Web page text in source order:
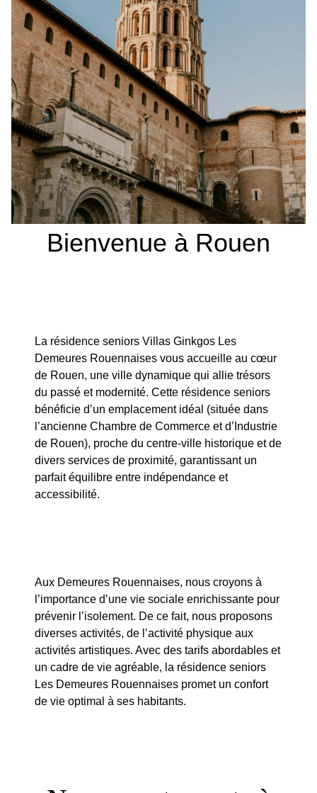
Bienvenue à Rouen
La résidence seniors Villas Ginkgos Les
Demeures Rouennaises vous accueille au cœur
de Rouen, une ville dynamique qui allie trésors
du passé et modernité. Cette résidence seniors
bénéficie d’un emplacement idéal (située dans
l’ancienne Chambre de Commerce et d’Industrie
de Rouen), proche du centre-ville historique et de
divers services de proximité, garantissant un
parfait équilibre entre indépendance et
accessibilité.
Aux Demeures Rouennaises, nous croyons à
l’importance d’une vie sociale enrichissante pour
prévenir l’isolement. De ce fait, nous proposons
diverses activités, de l’activité physique aux
activités artistiques. Avec des tarifs abordables et
un cadre de vie agréable, la résidence seniors
Les Demeures Rouennaises promet un confort
de vie optimal à ses habitants.